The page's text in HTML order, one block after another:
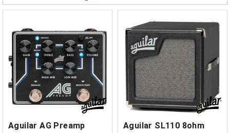
Aguilar AG Preamp Aguilar SL110 8ohm